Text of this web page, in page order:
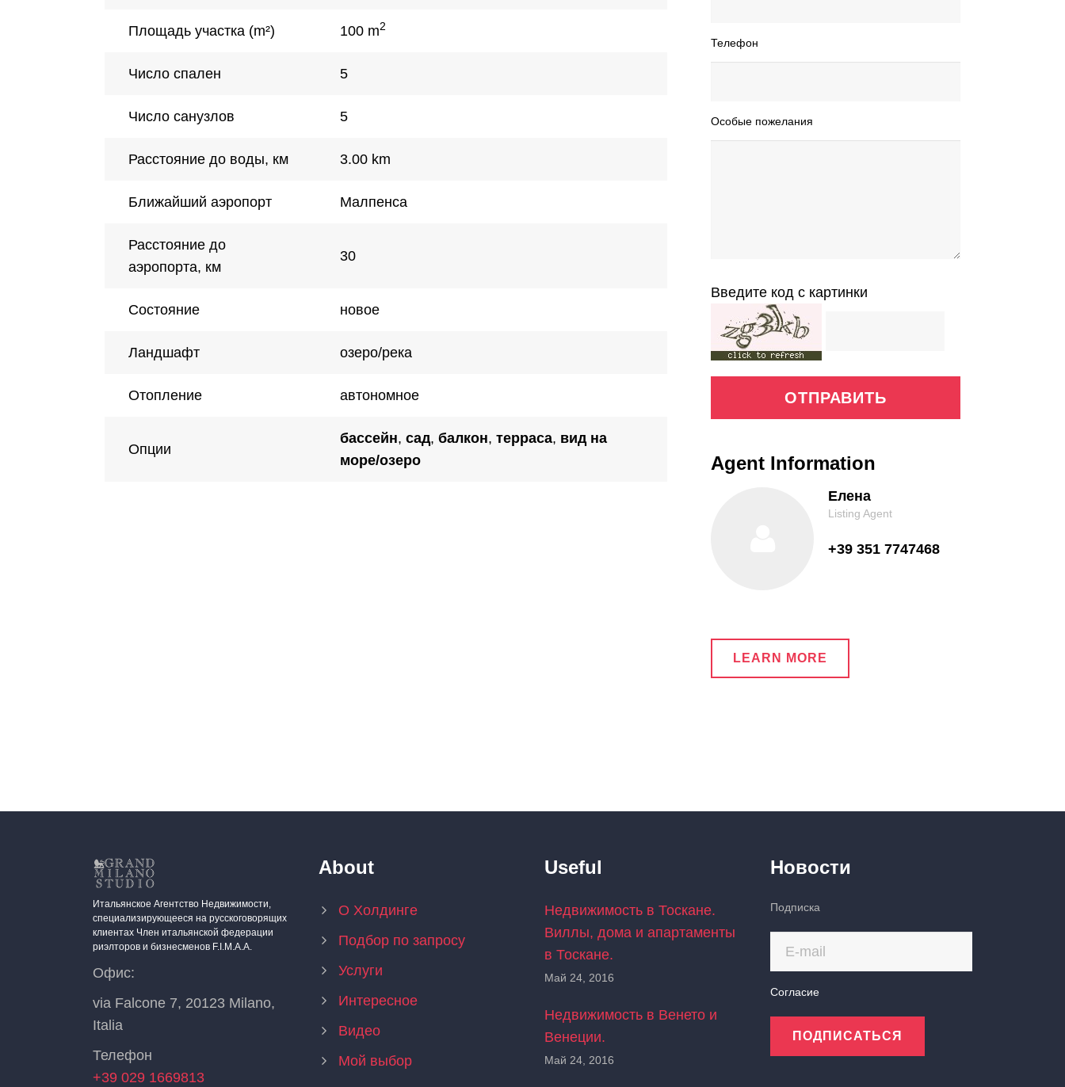
Площадь участка (m²) 100 m2
Число спален 5
Число cанузлов 5
Расстояние до воды, км 3.00 km
Ближайший аэропорт Малпенса
Расстояние до
аэропорта, км
30
Состояние новое
Ландшафт озеро/река
Отопление автономное
Опции
бассейн, сад, балкон, терраса, вид на
море/озеро
Телефон
Особые пожелания
Введите код с картинки
ОТПРАВИТЬ
Agent Information
Елена
Listing Agent
+39 351 7747468
LEARN MORE
Итальянское Агентство Недвижимости,
специализирующееся на русскоговорящих
клиентах Член итальянской федерации
риэлторов и бизнесменов F.I.M.A.A.
Офис:
via Falcone 7, 20123 Milano,
Italia
Телефон
+39 029 1669813
About
О Холдинге
Подбор по запросу
Услуги
Интересное
Видео
Мой выбор
Useful
Недвижимость в Тоскане.
Виллы, дома и апартаменты
в Тоскане.
Май 24, 2016
Недвижимость в Венето и
Венеции.
Май 24, 2016
Новости
Подписка
Согласие
ПОДПИСАТЬСЯ